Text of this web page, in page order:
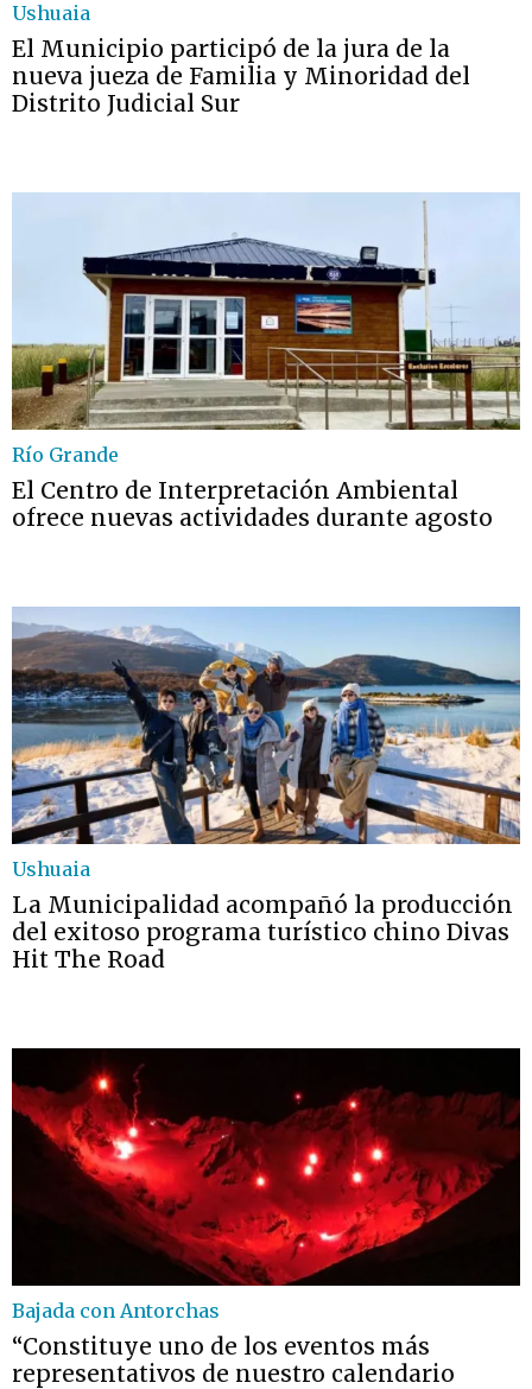
Ushuaia
El Municipio participó de la jura de la
nueva jueza de Familia y Minoridad del
Distrito Judicial Sur
Río Grande
El Centro de Interpretación Ambiental
ofrece nuevas actividades durante agosto
Ushuaia
La Municipalidad acompañó la producción
del exitoso programa turístico chino Divas
Hit The Road
Bajada con Antorchas
“Constituye uno de los eventos más
representativos de nuestro calendario